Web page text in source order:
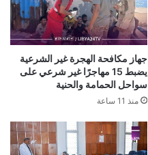
جهاز مكافحة الهجرة غير الشرعية
يضبط 15 مهاجرًا غير شرعي على
سواحل الحمامة والحنية
منذ 11 ساعة